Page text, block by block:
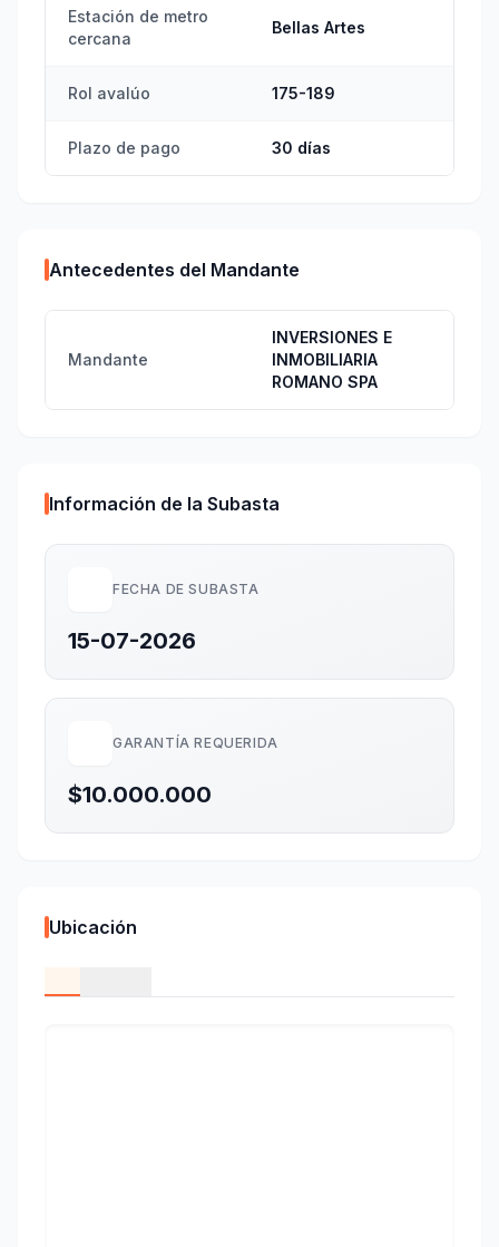
Estación de metro
cercana
Bellas Artes
Rol avalúo 175-189
Plazo de pago 30 días
Antecedentes del Mandante
Mandante
INVERSIONES E
INMOBILIARIA
ROMANO SPA
Información de la Subasta
FECHA DE SUBASTA
15-07-2026
GARANTÍA REQUERIDA
$10.000.000
Ubicación